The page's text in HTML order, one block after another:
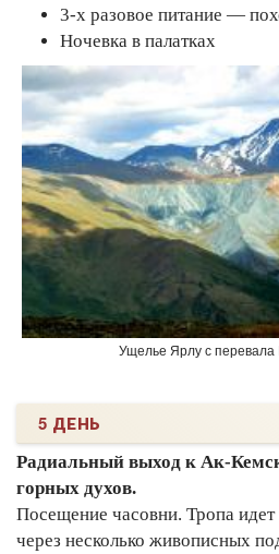
3-х разовое питание —
Ночевка в палатках
Ущелье Ярлу с перевала
5 ДЕНЬ
Радиальный выход к Ак-
горных духов.
Посещение часовни. Тропа
через несколько живописных